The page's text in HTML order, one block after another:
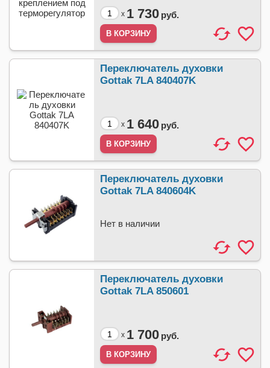
x 1 730 руб.
Переключатель духовки
Gottak 7LA 840407K
x 1 640 руб.
Переключатель духовки
Gottak 7LA 840604K
Нет в наличии
Переключатель духовки
Gottak 7LA 850601
x 1 700 руб.